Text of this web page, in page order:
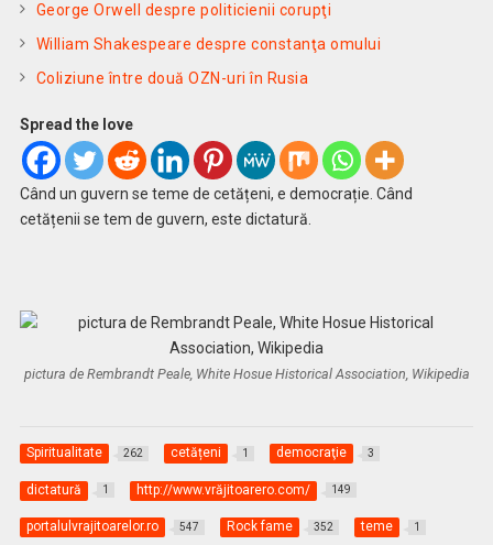
George Orwell despre politicienii corupţi
William Shakespeare despre constanţa omului
Coliziune între două OZN-uri în Rusia
Spread the love
Când un guvern se teme de cetățeni, e democrație. Când
cetățenii se tem de guvern, este dictatură.
pictura de Rembrandt Peale, White Hosue Historical Association, Wikipedia
Spiritualitate 262 cetățeni 1 democraţie 3
dictatură 1 http://www.vrăjitoarero.com/ 149
portalulvrajitoarelor.ro 547 Rock fame 352 teme 1